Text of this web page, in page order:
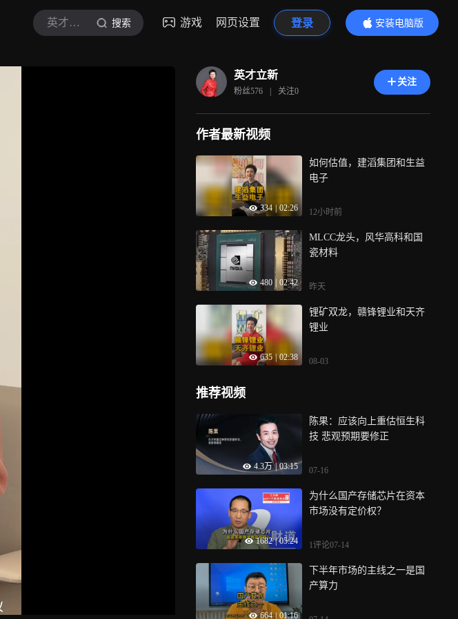
英才立新 搜索 游戏 网页设置 登录
安装电脑版
内容更精彩
英才立新
粉丝576 | 关注0
关注
作者最新视频
334 02:26
如何估值，建滔集团和生益
电子
12小时前
480 02:42
MLCC龙头，风华高科和国
瓷材料
昨天
635 | 02:38
锂矿双龙，赣锋锂业和天齐
锂业
08-03
推荐视频
4.3万 | 03:15
陈果：应该向上重估恒生科
技 悲观预期要修正
07-16
1682 | 05:24
为什么国产存储芯片在资本
市场没有定价权？
1评论07-14
664 | 01:16
下半年市场的主线之一是国
产算力